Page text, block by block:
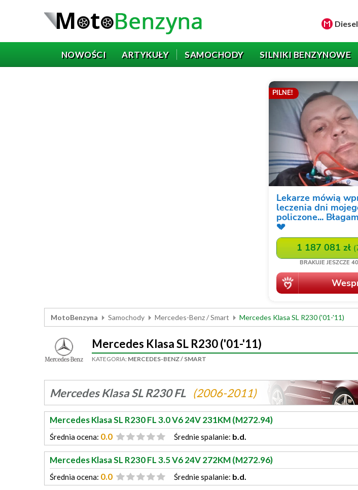
Diesel
NOWOŚCI ARTYKUŁY SAMOCHODY SILNIKI BENZYNOWE
MotoBenzyna Samochody Mercedes-Benz / Smart Mercedes Klasa SL R230 ('01-'11)
Mercedes Klasa SL R230 ('01-'11)
KATEGORIA: MERCEDES-BENZ / SMART
Mercedes Klasa SL R230 FL (2006-2011)
Mercedes Klasa SL R230 FL 3.0 V6 24V 231KM (M272.94)
Średnia ocena: 0.0 Średnie spalanie: b.d.
Mercedes Klasa SL R230 FL 3.5 V6 24V 272KM (M272.96)
Średnia ocena: 0.0 Średnie spalanie: b.d.